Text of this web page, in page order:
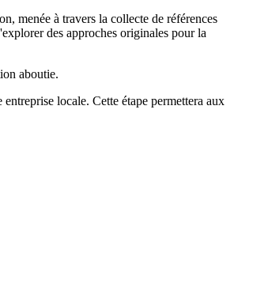
menée à travers la collecte de références
des approches originales pour la
aboutie.
locale. Cette étape permettera aux